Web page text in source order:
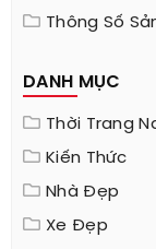
Thông Số
DANH MỤC
Thời Trang
Kiến Thức
Nhà Đẹp
Xe Đẹp